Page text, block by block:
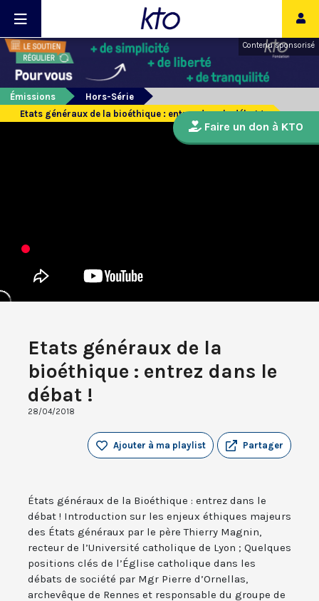
Contenu sponsorisé
Émissions
Hors-Série
Etats généraux de la bioéthique : entrez dans le débat !
Etats généraux de la
bioéthique : entrez dans le
débat !
28/04/2018
Partager
Ajouter à ma playlist
États généraux de la Bioéthique : entrez dans le
débat ! Introduction sur les enjeux éthiques majeurs
des États généraux par le père Thierry Magnin,
recteur de l’Université catholique de Lyon ; Quelques
positions clés de l’Église catholique dans les
débats de société par Mgr Pierre d’Ornellas,
archevêque de Rennes et responsable du groupe de
Faire un don à KTO